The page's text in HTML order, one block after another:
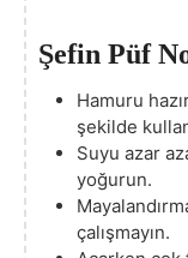
Şefin Püf
Hamuru
şekilde
Suyu azar
yoğurun.
çalışmayın.